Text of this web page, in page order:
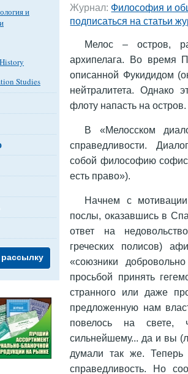
Журнал: Философия и
подписаться на статьи
Мелос – остров,
архипелага. Во время
описанной Фукидидом
нейтралитета. Однако
флоту напасть на остров.
В «Мелосском
справедливости.
собой философию
есть право»).
Начнем с
послы, оказавшись в
ответ на
греческих полисов)
«союзники
просьбой принять
странного или даже
предложенную нам
повелось на свете,
сильнейшему... да и вы
думали так же.
справедливость. Но
и
Studies